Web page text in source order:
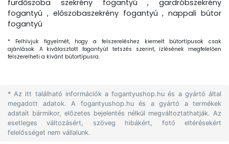
fürdőszoba szekrény fogantyú , gardróbszekrény
fogantyú , előszobaszekrény fogantyú , nappali bútor
fogantyú
* Felhívjuk figyelmét, hogy a felszereléshez kiemelt bútortípusok csak
ajánlások. A kiválasztott fogantyút tetszés szerint, ízlésének megfelelően
felszerelheti a kívánt bútortípusra.
* Az itt található információk a fogantyushop.hu és a gyártó által
megadott adatok. A fogantyushop.hu és a gyártó a termékek
adatait bármikor, előzetes bejelentés nélkül megváltoztathatják. Az
esetleges változásért, szöveg hibákért, fotó eltérésekért
felelősséget nem vállalunk.